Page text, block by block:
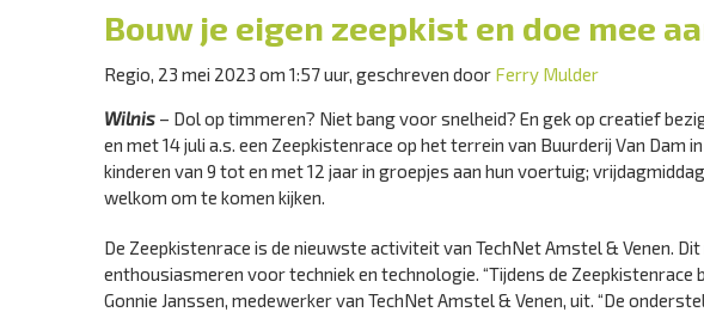
Bouw je eigen zeepkist en doe mee
Regio, 23 mei 2023 om 1:57 uur, geschreven door Ferry Mulder
Wilnis – Dol op timmeren? Niet bang voor snelheid? En gek op creatief
en met 14 juli a.s. een Zeepkistenrace op het terrein van Buurderij Van Dam
kinderen van 9 tot en met 12 jaar in groepjes aan hun voertuig;
welkom om te komen kijken.
De Zeepkistenrace is de nieuwste activiteit van TechNet Amstel & Venen.
enthousiasmeren voor techniek en technologie. “Tijdens de
Gonnie Janssen, medewerker van TechNet Amstel & Venen, uit. “De